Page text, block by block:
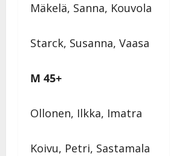
Mäkelä, Sanna, Kouvola
Starck, Susanna, Vaasa
M 45+
Ollonen, Ilkka, Imatra
Koivu, Petri, Sastamala